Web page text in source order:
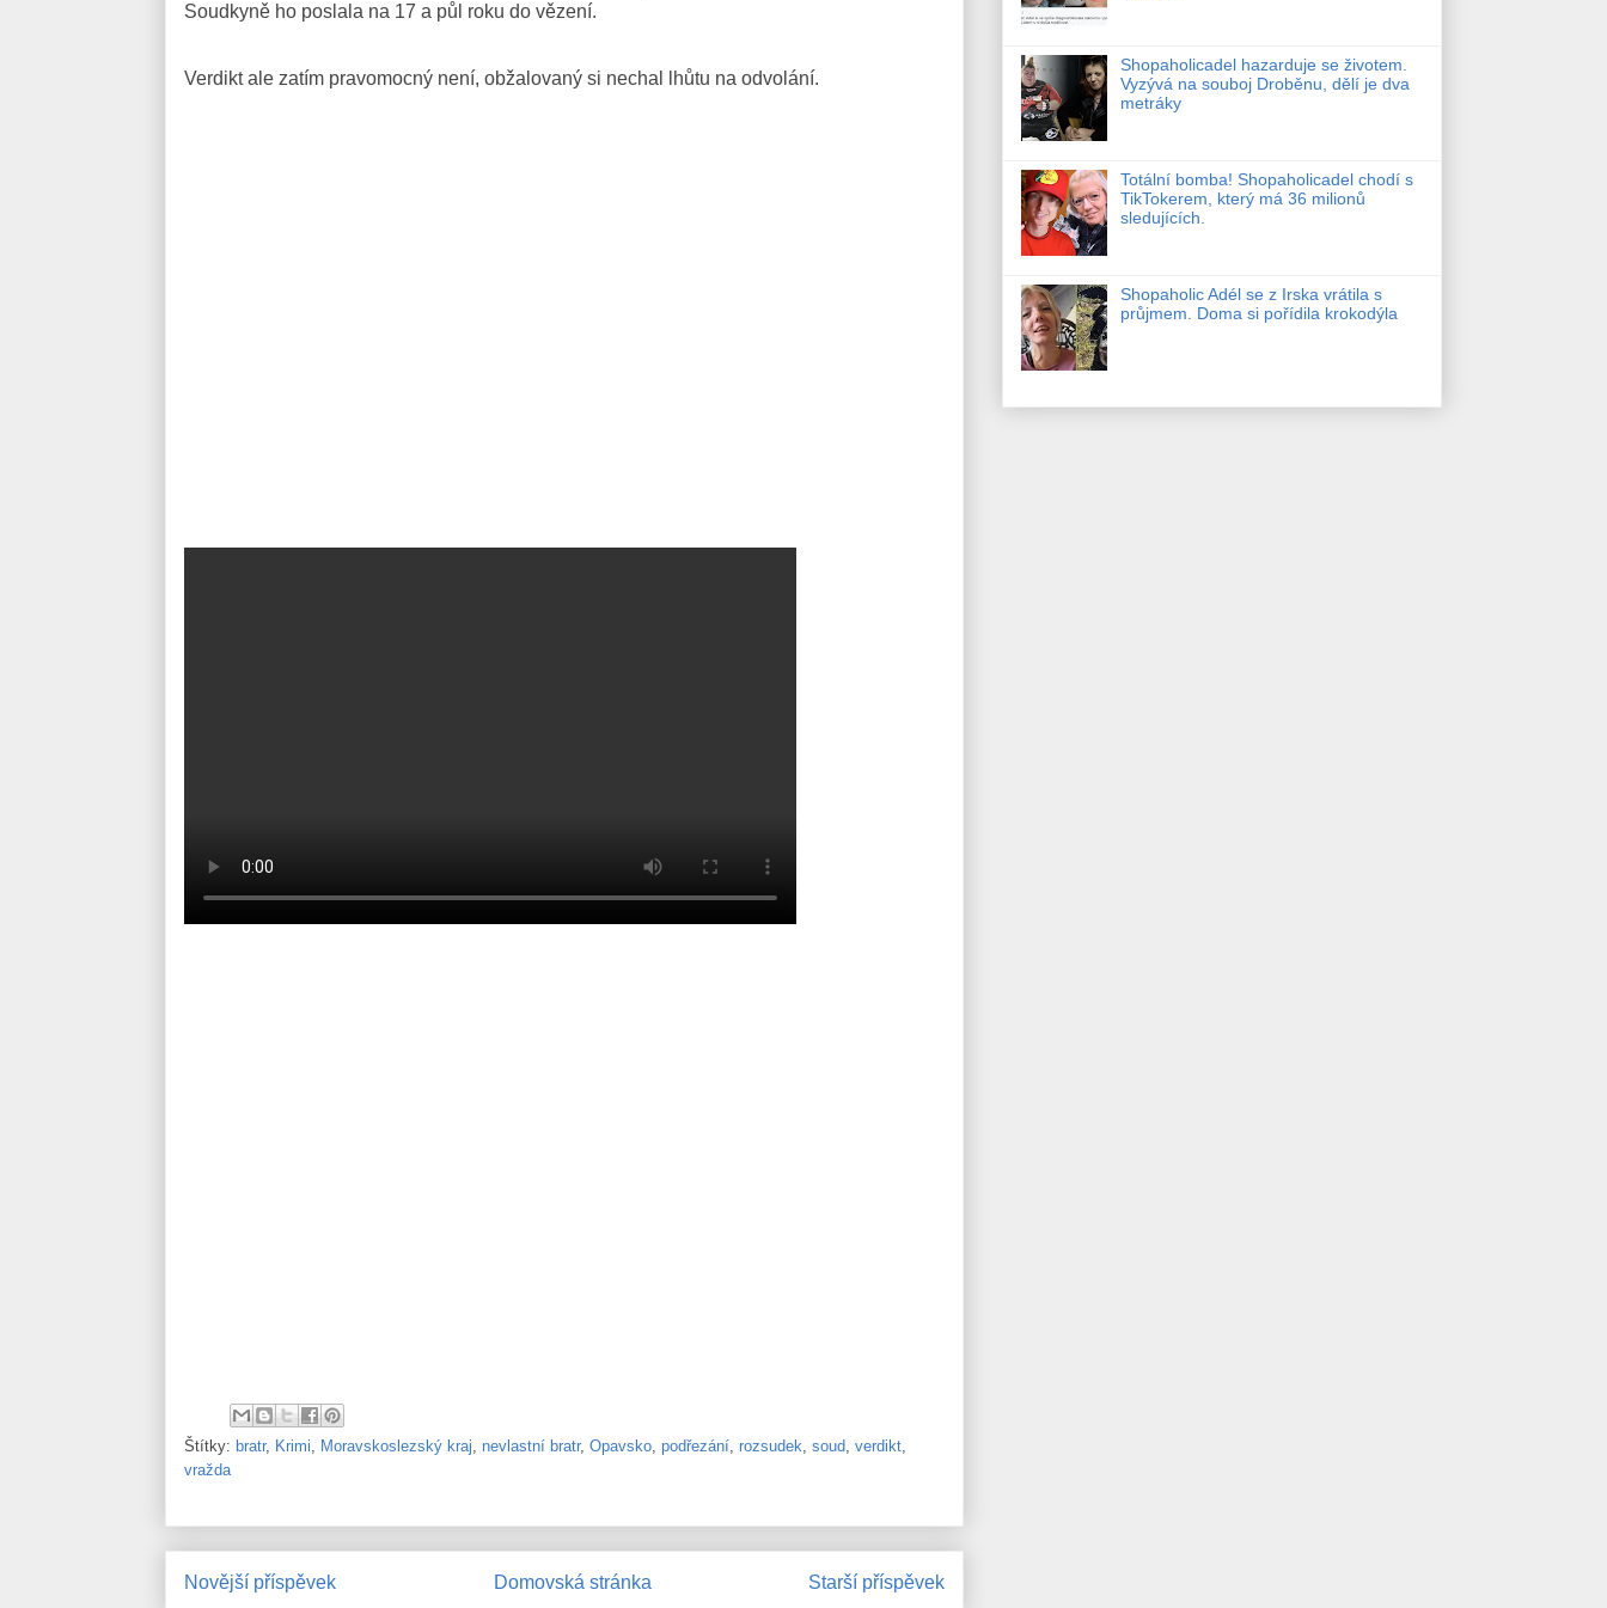
Soudkyně ho poslala na 17 a půl roku do vězení.
Verdikt ale zatím pravomocný není, obžalovaný si nechal lhůtu na odvolání.
Štítky: bratr, Krimi, Moravskoslezský kraj, nevlastní bratr, Opavsko, podřezání, rozsudek, soud, verdikt,
vražda
Novější příspěvek Starší příspěvek
Domovská stránka
Shopaholicadel hazarduje se životem.
Vyzývá na souboj Droběnu, dělí je dva
metráky
Totální bomba! Shopaholicadel chodí s
TikTokerem, který má 36 milionů
sledujících.
Shopaholic Adél se z Irska vrátila s
průjmem. Doma si pořídila krokodýla